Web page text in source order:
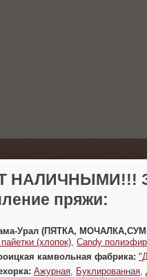
(383)
г.
НАЛИЧНЫМИ!!!
пряжи:
Урал (ПЯТКА,
(хлопок) Candy
камвольная фабрика:
Ажурная Буклированная